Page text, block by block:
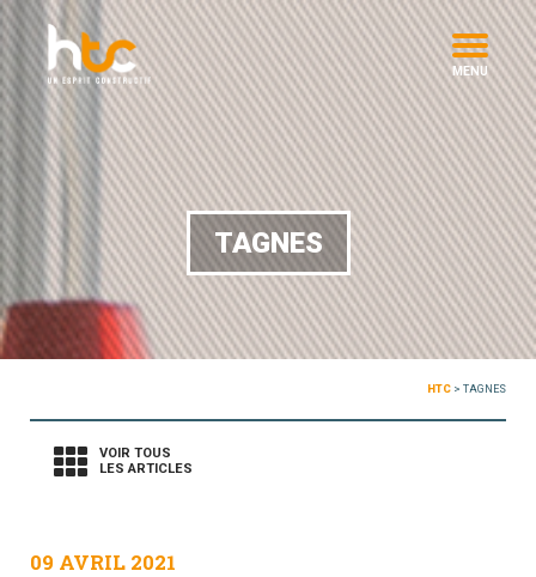
MENU
TAGNES
HTC > TAGNES
VOIR TOUS
LES ARTICLES
09 AVRIL 2021